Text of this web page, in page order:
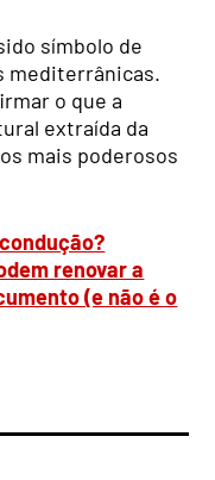
símbolo de
mediterrânicas.
o que a
extraída da
mais poderosos
renovar a
(e não é o